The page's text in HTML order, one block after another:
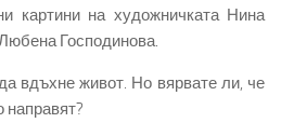
картини на художничката Нина
Господинова.
вдъхне живот. Но вярвате ли, че
направят?